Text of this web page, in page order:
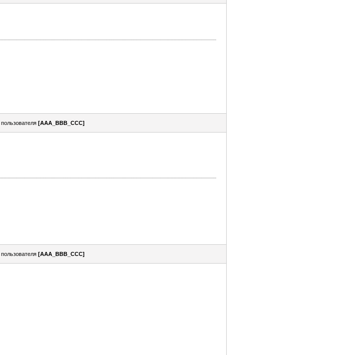
пользователя [AAA_BBB_CCC]
пользователя [AAA_BBB_CCC]